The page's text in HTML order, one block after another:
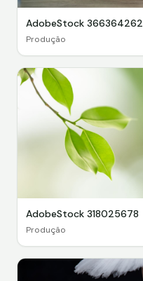
AdobeStock 366364262
Produção
AdobeStock 318025678
Produção